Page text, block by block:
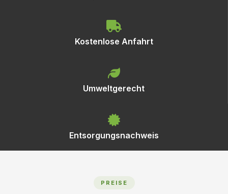
Kostenlose Anfahrt
Umweltgerecht
Entsorgungsnachweis
PREISE